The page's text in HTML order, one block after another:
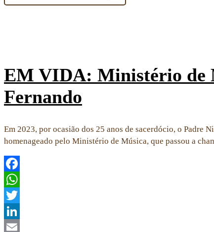
EM VIDA: Ministério de
Fernando
Em 2023, por ocasião dos 25 anos de sacerdócio, o Padre
homenageado pelo Ministério de Música, que passou a
Facebook
WhatsApp
Twitter
LinkedIn